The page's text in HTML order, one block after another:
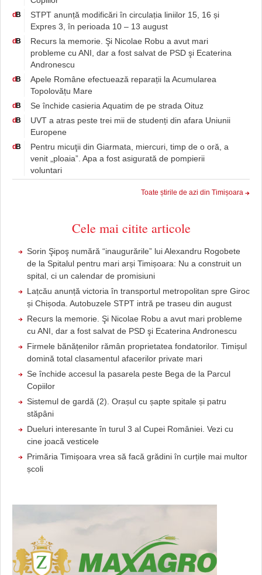
d B
STPT anunță modificări în circulația liniilor 15, 16 și
Expres 3, în perioada 10 – 13 august
d B
Recurs la memorie. Şi Nicolae Robu a avut mari
probleme cu ANI, dar a fost salvat de PSD şi Ecaterina
Andronescu
d B
Apele Române efectuează reparații la Acumularea
Topolovățu Mare
d B Se închide casieria Aquatim de pe strada Oituz
d B
UVT a atras peste trei mii de studenți din afara Uniunii
Europene
d B
Pentru micuţii din Giarmata, miercuri, timp de o oră, a
venit „ploaia”. Apa a fost asigurată de pompierii
voluntari
Toate știrile de azi din Timișoara
Cele mai citite articole
Sorin Şipoş numără “inaugurările” lui Alexandru Rogobete
de la Spitalul pentru mari arși Timișoara: Nu a construit un
spital, ci un calendar de promisiuni
Lațcău anunță victoria în transportul metropolitan spre Giroc
și Chișoda. Autobuzele STPT intră pe traseu din august
Recurs la memorie. Şi Nicolae Robu a avut mari probleme
cu ANI, dar a fost salvat de PSD şi Ecaterina Andronescu
Firmele bănățenilor rămân proprietatea fondatorilor. Timișul
domină total clasamentul afacerilor private mari
Se închide accesul la pasarela peste Bega de la Parcul
Copiilor
Sistemul de gardă (2). Orașul cu șapte spitale și patru
stăpâni
Dueluri interesante în turul 3 al Cupei României. Vezi cu
cine joacă vesticele
Primăria Timișoara vrea să facă grădini în curțile mai multor
școli